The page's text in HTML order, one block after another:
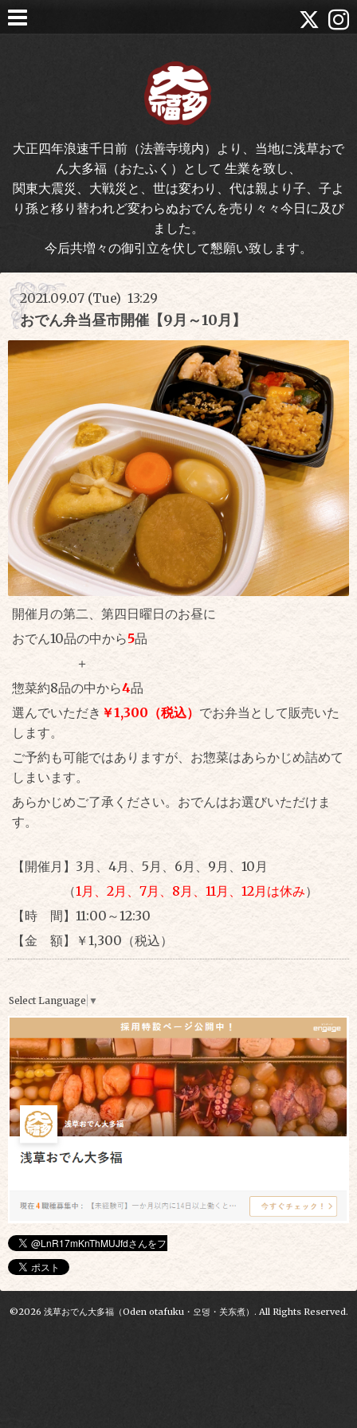
大正四年浪速千日前（法善寺境内）より、当地に浅草おで
ん大多福（おたふく）として 生業を致し、
関東大震災、大戦災と、世は変わり、代は親より子、子よ
り孫と移り替われど変わらぬおでんを売り々々今日に及び
ました。
今后共増々の御引立を伏して懇願い致します。
2021.09.07 (Tue) 13:29
おでん弁当昼市開催【9月～10月】
開催月の第二、第四日曜日のお昼に
おでん10品の中から5品
＋
惣菜約8品の中から4品
選んでいただき ￥1,300（税込） でお弁当として販売いた
します。
ご予約も可能ではありますが、お惣菜はあらかじめ詰めて
しまいます。
あらかじめご了承ください。おでんはお選びいただけま
す。
【開催月】3月、4月、5月、6月、9月、10月
（1月、2月、7月、8月、11月、12月は休み）
【時 間】11:00～12:30
【金 額】￥1,300（税込）
Select Language ▼
©2026 浅草おでん大多福（Oden otafuku・오뎅・关东煮） . All Rights Reserved.